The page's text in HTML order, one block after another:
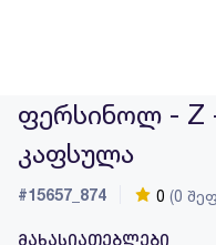
ფერსინოლ - Z
კაფსულა
#15657_874 0 (0
მახასიათებლები